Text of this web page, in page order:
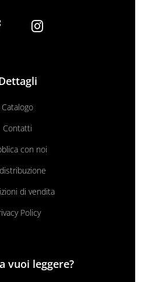
Catalogo
Contatti
con noi
di vendita
Policy
vuoi leggere?